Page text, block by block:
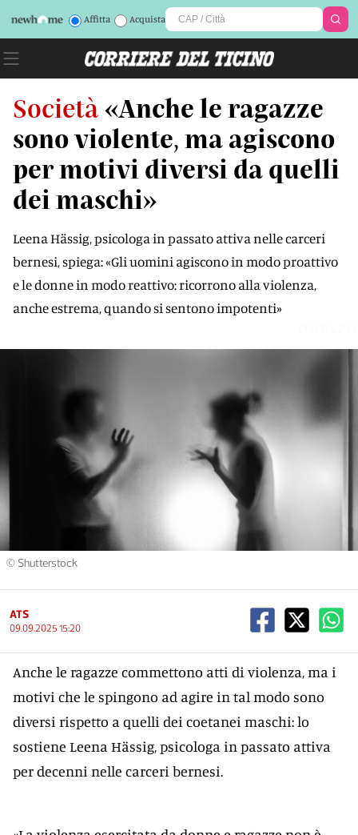
Affitta Acquista
Società «Anche le ragazze
sono violente, ma agiscono
per motivi diversi da quelli
dei maschi»
Leena Hässig, psicologa in passato attiva nelle carceri
bernesi, spiega: «Gli uomini agiscono in modo proattivo
e le donne in modo reattivo: ricorrono alla violenza,
anche estrema, quando si sentono impotenti»
© Shutterstock
ATS
09.09.2025 15:20
Anche le ragazze commettono atti di violenza, ma i
motivi che le spingono ad agire in tal modo sono
diversi rispetto a quelli dei coetanei maschi: lo
sostiene Leena Hässig, psicologa in passato attiva
per decenni nelle carceri bernesi.